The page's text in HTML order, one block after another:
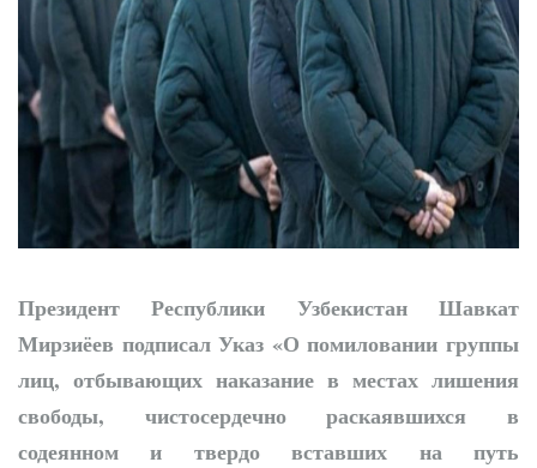
Президент Республики Узбекистан Шавкат
Мирзиёев подписал Указ «О помиловании группы
лиц, отбывающих наказание в местах лишения
свободы, чистосердечно раскаявшихся в
содеянном и твердо вставших на путь